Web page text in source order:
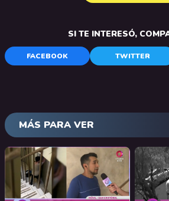
SI TE INTERESÓ,
FACEBOOK TWITTER
MÁS PARA VER